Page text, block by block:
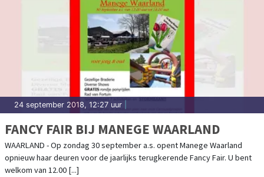
24 september 2018, 12:27 uur
FANCY FAIR BIJ MANEGE WAARLAND
WAARLAND - Op zondag 30 september a.s. opent Manege Waarland
opnieuw haar deuren voor de jaarlijks terugkerende Fancy Fair. U bent
welkom van 12.00 [...]